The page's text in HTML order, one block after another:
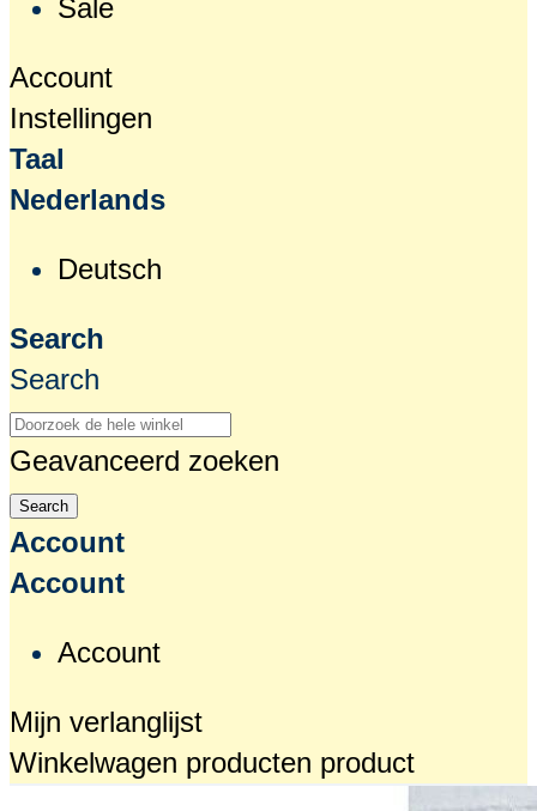
Sale
Account
Instellingen
Taal
Nederlands
Deutsch
Search
Search
Geavanceerd zoeken
Search
Account
Account
Account
Mijn verlanglijst
Winkelwagen producten product